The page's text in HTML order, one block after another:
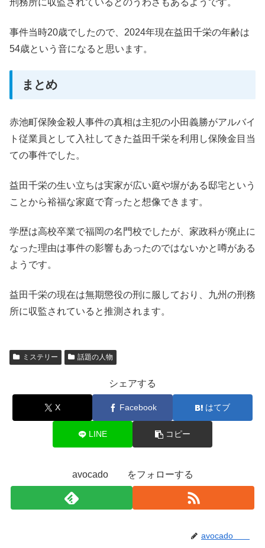
刑務所に収監されているとのうわさもあるようです。
事件当時20歳でしたので、2024年現在益田千栄の年齢は
54歳という音になると思います。
まとめ
赤池町保険金殺人事件の真相は主犯の小田義勝がアルバイ
ト従業員として入社してきた益田千栄を利用し保険金目当
ての事件でした。
益田千栄の生い立ちは実家が広い庭や塀がある邸宅という
ことから裕福な家庭で育ったと想像できます。
学歴は高校卒業で福岡の名門校でしたが、家政科が廃止に
なった理由は事件の影響もあったのではないかと噂がある
ようです。
益田千栄の現在は無期懲役の刑に服しており、九州の刑務
所に収監されていると推測されます。
ミステリー 話題の人物
シェアする
X Facebook はてブ
LINE コピー
avocado をフォローする
avocado